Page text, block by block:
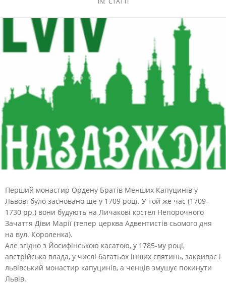
Перший монастир Ордену Братів Менших Капуцинів у
Львові було засновано ще у 1709 році. У той же час (1709-
1730 рр.) вони будують на Личакові костел Непорочного
Зачаття Діви Марії (тепер церква Адвентистів сьомого дня
на вул. Короленка).
Але згідно з Йосифінською касатою, у 1785-му році,
австрійська влада, у числі багатьох інших святинь, закриває і
львівський монастир капуцинів, а ченців змушує покинути
Львів.